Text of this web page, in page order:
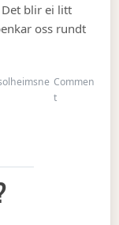
blir ei litt
oss rundt
Commen
ton Julebordet